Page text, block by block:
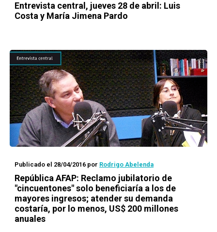
Entrevista central, jueves 28 de abril: Luis
Costa y María Jimena Pardo
Publicado el 28/04/2016 por Rodrigo Abelenda
República AFAP: Reclamo jubilatorio de
"cincuentones" solo beneficiaría a los de
mayores ingresos; atender su demanda
costaría, por lo menos, US$ 200 millones
anuales